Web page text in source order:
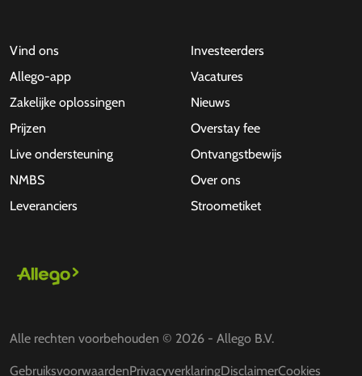
Vind ons
Allego-app
Zakelijke oplossingen
Prijzen
Live ondersteuning
NMBS
Leveranciers
Investeerders
Vacatures
Nieuws
Overstay fee
Ontvangstbewijs
Over ons
Stroometiket
Alle rechten voorbehouden © 2026 - Allego B.V.
GebruiksvoorwaardenPrivacyverklaringDisclaimerCookies